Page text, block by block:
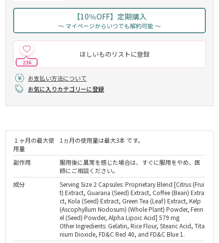
【10％OFF】定期購入
～ マイページからいつでも解約可能 ～
ほしいものリストに登録
236
お支払い方法について
お気に入りカテゴリーに登録
１ヶ月の最大使
用量
1ヵ月の使用量は最大3本 です。
副作用
服用後に異常を感じた場合は、すぐに服用をやめ、医
師にご相談ください。
成分
Serving Size 2 Capsules: Proprietary Blend [Citrus (Frui
t) Extract, Guarana (Seed) Extract, Coffee (Bean) Extra
ct, Kola (Seed) Extract, Green Tea (Leaf) Extract, Kelp
(Ascophyllum Nodosum) (Whole Plant) Powder, Fenn
el (Seed) Powder, Alpha Lipoic Acid] 579 mg
Other Ingredients: Gelatin, Rice Flour, Stearic Acid, Tita
nium Dioxide, FD&C Red 40, and FD&C Blue 1.